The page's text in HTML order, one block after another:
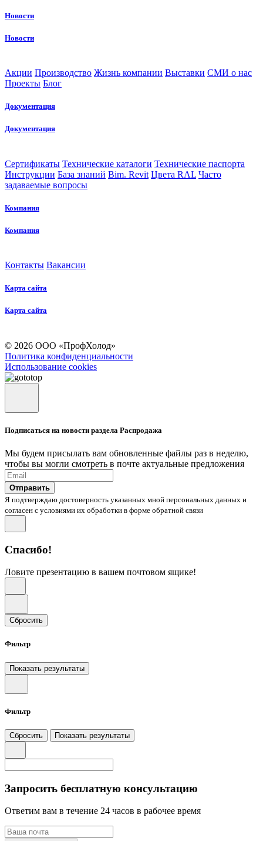
Новости
Новости
Акции Производство Жизнь компании Выставки СМИ о нас
Проекты Блог
Документация
Документация
Сертификаты Технические каталоги Технические паспорта
Инструкции База знаний Bim. Revit Цвета RAL Часто
задаваемые вопросы
Компания
Компания
Контакты Вакансии
Карта сайта
Карта сайта
© 2026 ООО «ПрофХолод»
Политика конфиденциальности
Использование cookies
Подписаться на новости раздела Распродажа
Мы будем присылать вам обновленные файлы раз в неделю,
чтобы вы могли смотреть в почте актуальные предложения
Отправить
Я подтверждаю достоверность указанных мной персональных данных и
согласен с условиями их обработки в форме обратной связи
Спасибо!
Ловите презентацию в вашем почтовом ящике!
Сбросить
Фильтр
Показать результаты
Фильтр
Сбросить Показать результаты
Запросить бесплатную консультацию
Ответим вам в течение 24 часов в рабочее время